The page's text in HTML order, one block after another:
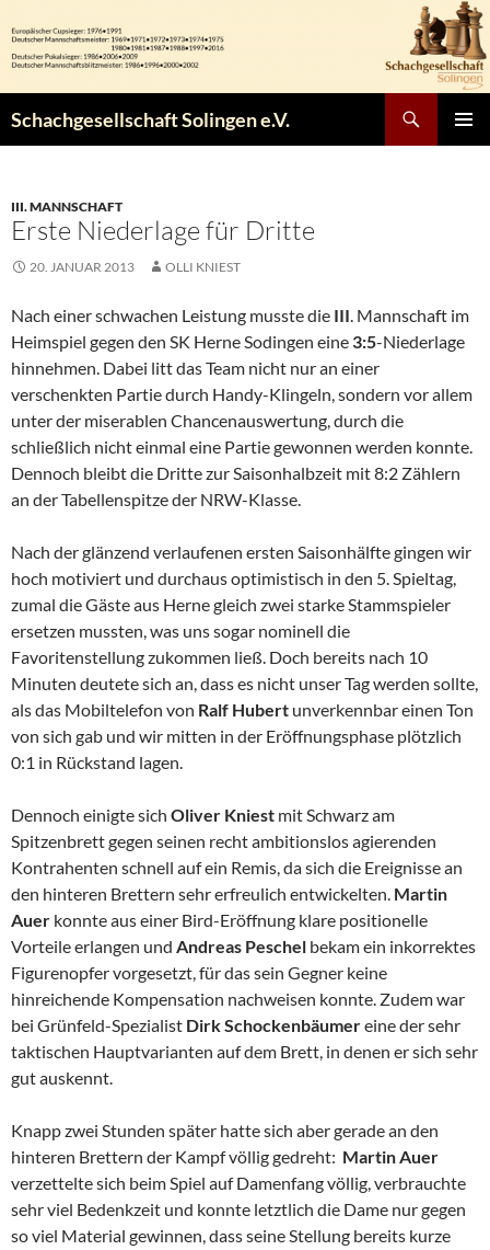
Inhalt
springen
Schachgesellschaft Solingen e.V.
III. MANNSCHAFT
Erste Niederlage für Dritte
20. JANUAR 2013 OLLI KNIEST
Nach einer schwachen Leistung musste die III. Mannschaft im
Heimspiel gegen den SK Herne Sodingen eine 3:5-Niederlage
hinnehmen. Dabei litt das Team nicht nur an einer
verschenkten Partie durch Handy-Klingeln, sondern vor allem
unter der miserablen Chancenauswertung, durch die
schließlich nicht einmal eine Partie gewonnen werden konnte.
Dennoch bleibt die Dritte zur Saisonhalbzeit mit 8:2 Zählern
an der Tabellenspitze der NRW-Klasse.
Nach der glänzend verlaufenen ersten Saisonhälfte gingen wir
hoch motiviert und durchaus optimistisch in den 5. Spieltag,
zumal die Gäste aus Herne gleich zwei starke Stammspieler
ersetzen mussten, was uns sogar nominell die
Favoritenstellung zukommen ließ. Doch bereits nach 10
Minuten deutete sich an, dass es nicht unser Tag werden sollte,
als das Mobiltelefon von Ralf Hubert unverkennbar einen Ton
von sich gab und wir mitten in der Eröffnungsphase plötzlich
0:1 in Rückstand lagen.
Dennoch einigte sich Oliver Kniest mit Schwarz am
Spitzenbrett gegen seinen recht ambitionslos agierenden
Kontrahenten schnell auf ein Remis, da sich die Ereignisse an
den hinteren Brettern sehr erfreulich entwickelten. Martin
Auer konnte aus einer Bird-Eröffnung klare positionelle
Vorteile erlangen und Andreas Peschel bekam ein inkorrektes
Figurenopfer vorgesetzt, für das sein Gegner keine
hinreichende Kompensation nachweisen konnte. Zudem war
bei Grünfeld-Spezialist Dirk Schockenbäumereine der sehr
taktischen Hauptvarianten auf dem Brett, in denen er sich sehr
gut auskennt.
Knapp zwei Stunden später hatte sich aber gerade an den
hinteren Brettern der Kampf völlig gedreht: Martin Auer
verzettelte sich beim Spiel auf Damenfang völlig, verbrauchte
sehr viel Bedenkzeit und konnte letztlich die Dame nur gegen
so viel Material gewinnen, dass seine Stellung bereits kurze